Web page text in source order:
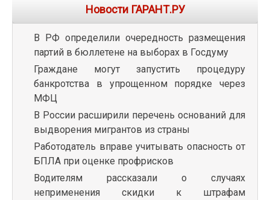
Новости ГАРАНТ.РУ
В РФ определили очередность размещения
партий в бюллетене на выборах в Госдуму
Граждане могут запустить процедуру
банкротства в упрощенном порядке через
МФЦ
В России расширили перечень оснований для
выдворения мигрантов из страны
Работодатель вправе учитывать опасность от
БПЛА при оценке профрисков
Водителям рассказали о случаях
неприменения скидки к штрафам